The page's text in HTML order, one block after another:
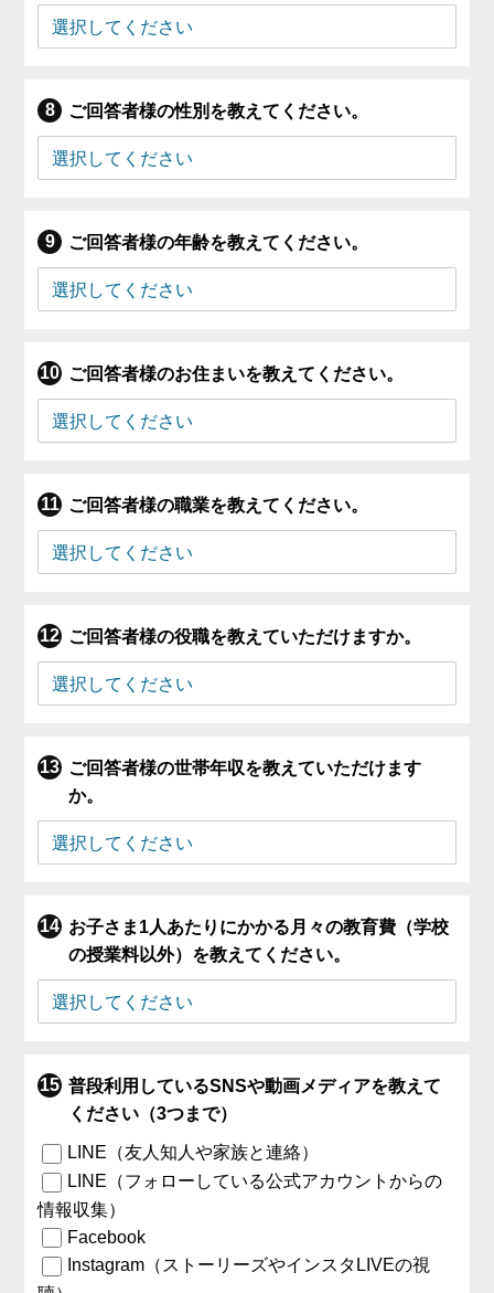
ご回答者様の性別を教えてください。
ご回答者様の年齢を教えてください。
ご回答者様のお住まいを教えてください。
ご回答者様の職業を教えてください。
ご回答者様の役職を教えていただけますか。
ご回答者様の世帯年収を教えていただけます
か。
お子さま1人あたりにかかる月々の教育費（学校
の授業料以外）を教えてください。
普段利用しているSNSや動画メディアを教えて
ください（3つまで）
LINE（友人知人や家族と連絡）
LINE（フォローしている公式アカウントからの
情報収集）
Facebook
Instagram（ストーリーズやインスタLIVEの視